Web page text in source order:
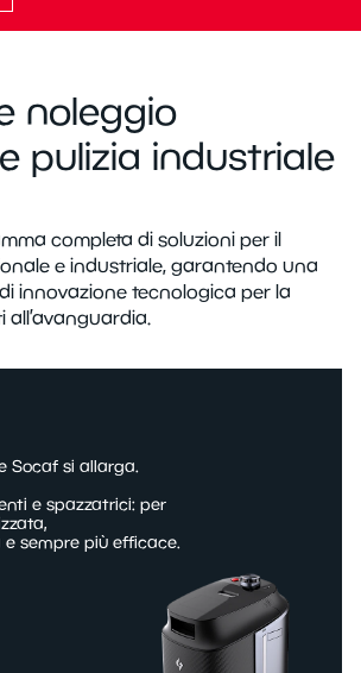
noleggio
pulizia industriale
completa di soluzioni per il
e industriale, garantendo una
innovazione tecnologica per la
Socaf si allarga.
e spazzatrici: per
sempre più efficace.